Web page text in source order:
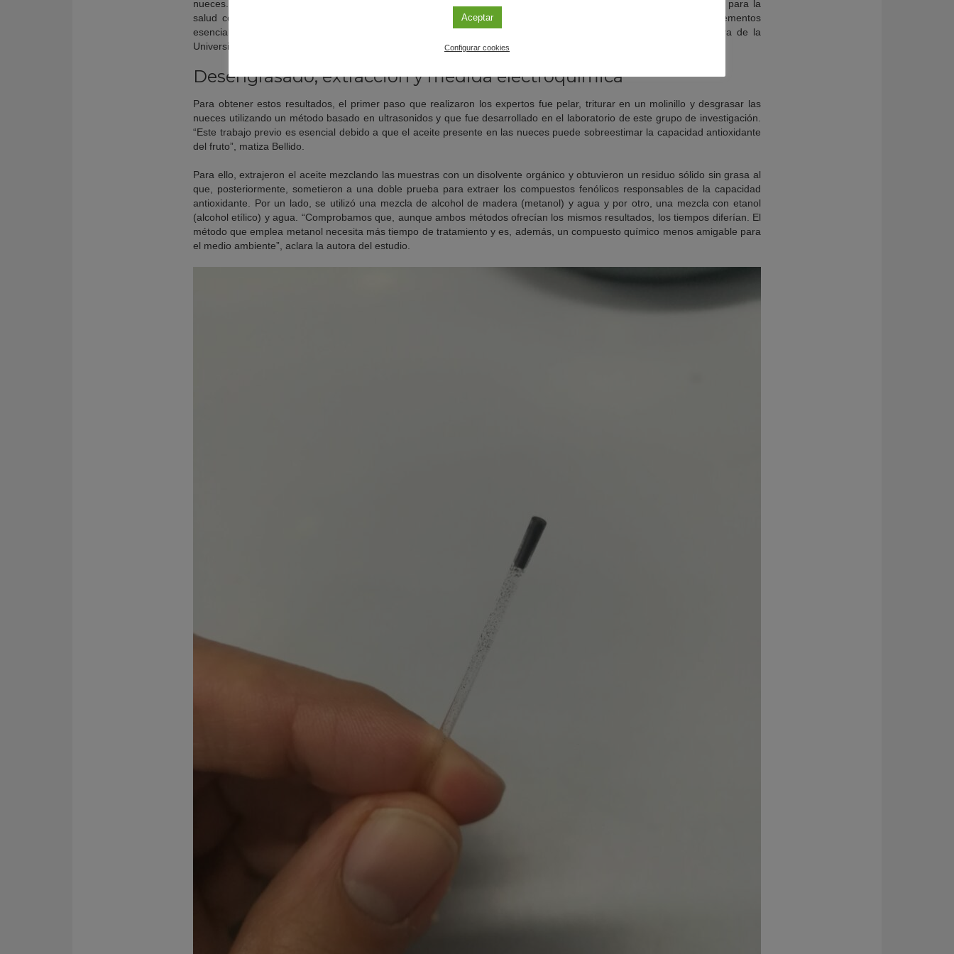
nueces. Forman parte de la dieta mediterránea y vegetariana y contienen componentes saludables y beneficiosos para la
salud como ácidos grasos insaturados (omega 3 y omega 6), proteínas, carbohidratos, vitamina E y B, fibra, elementos
esenciales como calcio, magnesio, fósforo, hierro, entre otros”, explica a la
la investigadora de la
Universidad de Cádiz
, autora de este trabajo.
Desengrasado, extracción y medida electroquímica
Para obtener estos resultados, el primer paso que realizaron los expertos fue pelar, triturar en un molinillo y desgrasar las
nueces utilizando un método basado en ultrasonidos y que fue desarrollado en el laboratorio de este grupo de investigación.
“Este trabajo previo es esencial debido a que el aceite presente en las nueces puede sobreestimar la capacidad antioxidante
del fruto”, matiza Bellido.
Para ello, extrajeron el aceite mezclando las muestras con un disolvente orgánico y obtuvieron un residuo sólido sin grasa al
que, posteriormente, sometieron a una doble prueba para extraer los compuestos fenólicos responsables de la capacidad
antioxidante. Por un lado, se utilizó una mezcla de alcohol de madera (metanol) y agua y por otro, una mezcla con etanol
(alcohol etílico) y agua. “Comprobamos que, aunque ambos métodos ofrecían los mismos resultados, los tiempos diferían. El
método que emplea metanol necesita más tiempo de tratamiento y es, además, un compuesto químico menos amigable para
el medio ambiente”, aclara la autora del estudio.
Aceptar
Configurar cookies